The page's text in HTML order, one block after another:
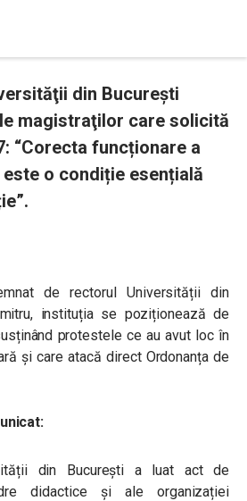
din Bucureşti
magistraţilor care solicită
“Corecta funcționare a
o condiție esențială
de rectorul Universității din
instituția se poziționează de
protestele ce au avut loc în
și care atacă direct Ordonanța de
din București a luat act de
didactice și ale organizației